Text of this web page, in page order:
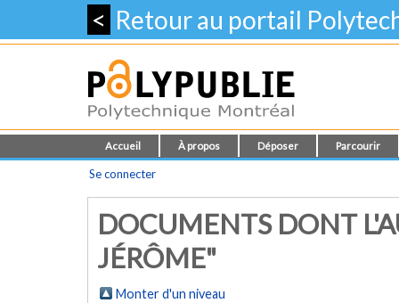
< Retour au portail
Accueil À propos Déposer Parcourir
Se connecter
DOCUMENTS DONT
JÉRÔME"
Monter d'un niveau